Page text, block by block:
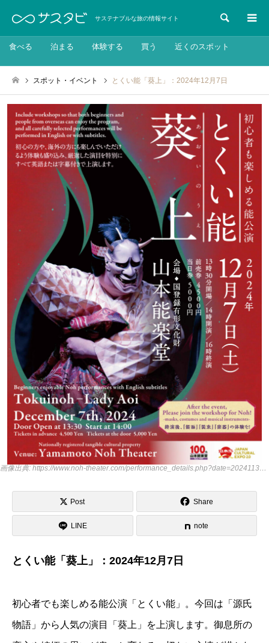
サステナブルな旅の情報サイト 検索
食べる 泊まる 体験する 買う 近くのスポット
スポット・イベント とくい能「葵上」：2024年12月7日
画像出典: https://www.noh-theater.com/performance_details.php?date=20241130()&pathB=tokuinoh_Aoi_202412_omote_.jpg&pathC=tokuinoh_Aoi_202412_ura.jpg&title=&kind=1&explanation=&price=4,5005,000&perfseries=0&originaldate=2024-12-07&starttime=1400&ID=473
Post Share
LINE note
とくい能「葵上」：2024年12月7日
初心者でも楽しめる能公演「とくい能」。今回は「源氏
物語」から人気の演目「葵上」を上演します。御息所の